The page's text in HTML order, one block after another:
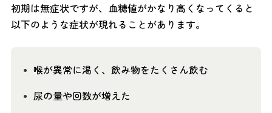
初期は無症状ですが、血糖値がかなり高くなってくると
以下のような症状が現れることがあります。
喉が異常に渇く、飲み物をたくさん飲む
尿の量や回数が増えた